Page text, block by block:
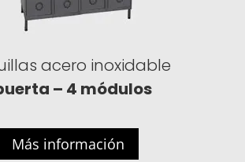
acero inoxidable
– 4 módulos
Más información